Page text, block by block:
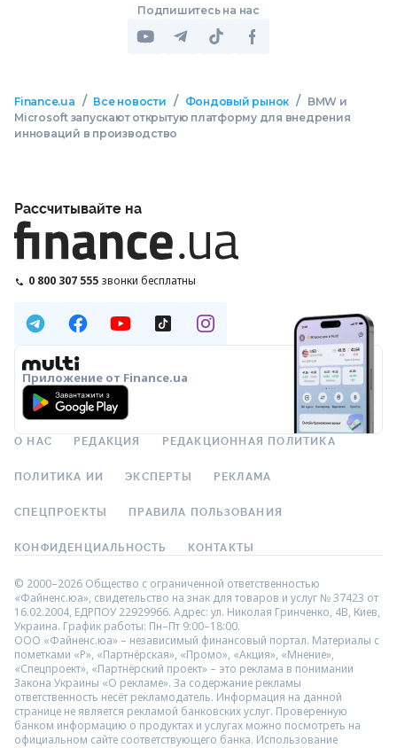
Подпишитесь на нас
Finance.ua / Все новости / Фондовый рынок /
BMW и
Microsoft запускают открытую платформу для внедрения
инноваций в производство
Рассчитывайте на
0 800 307 555 звонки бесплатны
Приложение от Finance.ua
О НАС РЕДАКЦИЯ РЕДАКЦИОННАЯ ПОЛИТИКА
ПОЛИТИКА ИИ ЭКСПЕРТЫ РЕКЛАМА
СПЕЦПРОЕКТЫ ПРАВИЛА ПОЛЬЗОВАНИЯ
КОНФИДЕНЦИАЛЬНОСТЬ КОНТАКТЫ
© 2000–2026 Общество с ограниченной ответственностью
«Файненс.юа», свидетельство на знак для товаров и услуг № 37423 от
16.02.2004, ЕДРПОУ 22929966. Адрес: ул. Николая Гринченко, 4В, Киев,
Украина. График работы: Пн–Пт 9:00–18:00.
ООО «Файненс.юа» – независимый финансовый портал. Материалы с
пометками «Р», «Партнёрская», «Промо», «Акция», «Мнение»,
«Спецпроект», «Партнёрский проект» – это реклама в понимании
Закона Украины «О рекламе». За содержание рекламы
ответственность несёт рекламодатель. Информация на данной
странице не является рекламой банковских услуг. Проверенную
банком информацию о продуктах и услугах можно посмотреть на
официальном сайте соответствующего банка. Использование